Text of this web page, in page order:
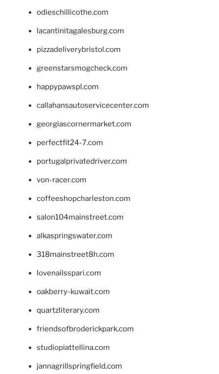
odieschillicothe.com
lacantinitagalesburg.com
pizzadeliverybristol.com
greenstarsmogcheck.com
happypawspl.com
callahansautoservicecenter.com
georgiascornermarket.com
perfectfit24-7.com
portugalprivatedriver.com
von-racer.com
coffeeshopcharleston.com
salon104mainstreet.com
alkaspringswater.com
318mainstreet8h.com
lovenailsspari.com
oakberry-kuwait.com
quartzliterary.com
friendsofbroderickpark.com
studiopiattellina.com
jannagrillspringfield.com